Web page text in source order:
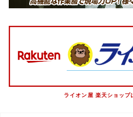
ライオン屋 楽天ショップ